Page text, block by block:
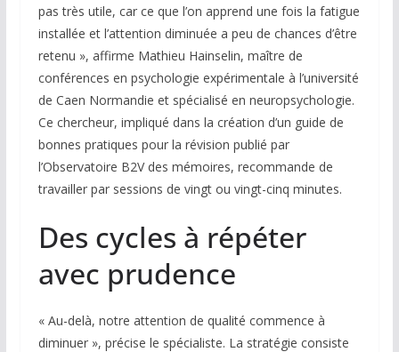
pas très utile, car ce que l’on apprend une fois la fatigue
installée et l’attention diminuée a peu de chances d’être
retenu », affirme Mathieu Hainselin, maître de
conférences en psychologie expérimentale à l’université
de Caen Normandie et spécialisé en neuropsychologie.
Ce chercheur, impliqué dans la création d’un guide de
bonnes pratiques pour la révision publié par
l’Observatoire B2V des mémoires, recommande de
travailler par sessions de vingt ou vingt-cinq minutes.
Des cycles à répéter
avec prudence
« Au-delà, notre attention de qualité commence à
diminuer », précise le spécialiste. La stratégie consiste